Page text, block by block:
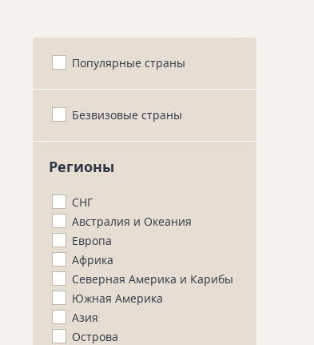
Популярные страны
Безвизовые страны
Регионы
СНГ
Австралия и Океания
Европа
Африка
Северная Америка и Карибы
Южная Америка
Азия
Острова